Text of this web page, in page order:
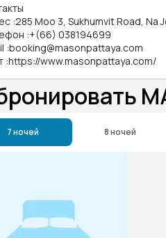
:285 Moo 3, Sukhumvit Road, Na
:+(66) 038194699
:booking@masonpattaya.com
:https://www.masonpattaya.com/
7 ночей 8 ночей